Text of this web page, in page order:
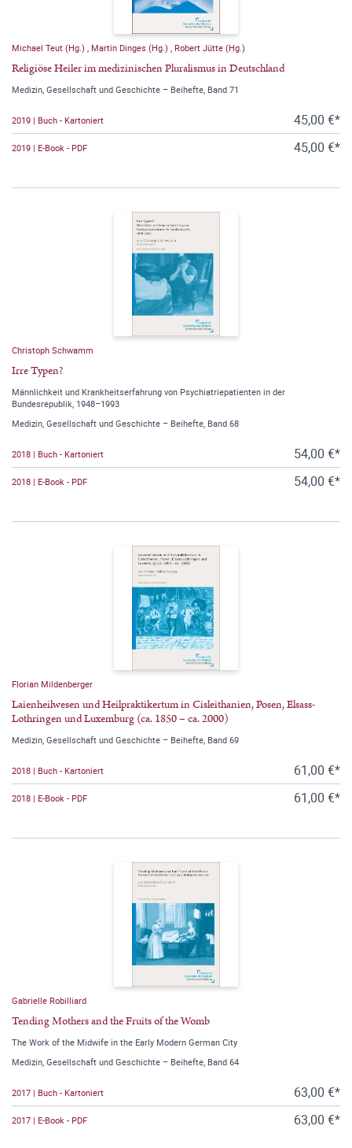
Michael Teut (Hg.) , Martin Dinges (Hg.) , Robert Jütte (Hg.)
Religiöse Heiler im medizinischen Pluralismus in Deutschland
Medizin, Gesellschaft und Geschichte – Beihefte, Band 71
2019 | Buch - Kartoniert 45,00 €*
2019 | E-Book - PDF 45,00 €*
Christoph Schwamm
Irre Typen?
Männlichkeit und Krankheitserfahrung von Psychiatriepatienten in der
Bundesrepublik, 1948–1993
Medizin, Gesellschaft und Geschichte – Beihefte, Band 68
2018 | Buch - Kartoniert 54,00 €*
2018 | E-Book - PDF 54,00 €*
Florian Mildenberger
Laienheilwesen und Heilpraktikertum in Cisleithanien, Posen, Elsass-
Lothringen und Luxemburg (ca. 1850 – ca. 2000)
Medizin, Gesellschaft und Geschichte – Beihefte, Band 69
2018 | Buch - Kartoniert 61,00 €*
2018 | E-Book - PDF 61,00 €*
Gabrielle Robilliard
Tending Mothers and the Fruits of the Womb
The Work of the Midwife in the Early Modern German City
Medizin, Gesellschaft und Geschichte – Beihefte, Band 64
2017 | Buch - Kartoniert 63,00 €*
2017 | E-Book - PDF 63,00 €*